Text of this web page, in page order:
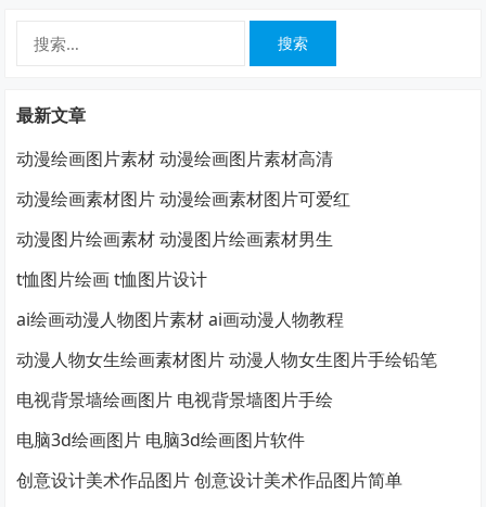
最新文章
动漫绘画图片素材 动漫绘画图片素材高清
动漫绘画素材图片 动漫绘画素材图片可爱红
动漫图片绘画素材 动漫图片绘画素材男生
t恤图片绘画 t恤图片设计
ai绘画动漫人物图片素材 ai画动漫人物教程
动漫人物女生绘画素材图片 动漫人物女生图片手绘铅笔
电视背景墙绘画图片 电视背景墙图片手绘
电脑3d绘画图片 电脑3d绘画图片软件
创意设计美术作品图片 创意设计美术作品图片简单